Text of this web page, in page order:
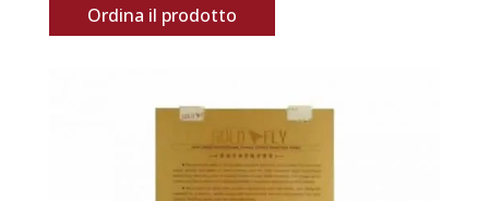
Ordina il prodotto